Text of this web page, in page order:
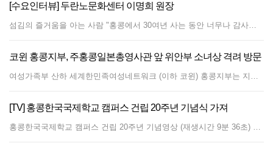
[수요인터뷰] 두란노문화센터 이명희 원장
섬김의 즐거움을 아는 사람 "홍콩에서 30여년 사는 동안 너무나 감사한 것들이 많았어요. 하나님께서 좋은 만남의 축복을 주셔서 격려와 사랑속에 행복하게 지내왔습니다. 이젠 조금이나마 돌려드리고 싶습니다."깊어가는 가을의 끝자락에 크리스챤 북까페 홍콩두란노기독문화원을 운영하는 이명희 원장을 만나 따뜻한 커피와 함께 5년간의 까페운영 이야기를 들어봤다. 이명희 원장은 그동안 평안했던 홍콩 생활에 머물지 않고 은혜를 갚기 위해라도 조금씩 성의를 표하는 것 뿐이라며 조심스레 이야기를 꺼냈다. "문서선교라고 생각하면서 책을 통해, 좋은 만남을 통해 좋은 영향력을 나누는 장소가 되기를 소망하면서 세우게 됐어요" 하지만 한국에서도 대형교회를 제외한 소규모 북까페나 기독교 서점은 사실상 사향사업에 속한다. 기독교 문화컨텐츠가 방송과 인터넷으로 확대되고, 교양과 오락의 기능까지도 요구되고 있지만 수익성은 현저하게 떨어지기 때문이다. 홍콩의 높은 건물 임대료와 적은 교민인구를 따져볼 때 수익성은 더욱 기대하기 힘들다. 10년전 양영학 목사가 운영하던 임마누엘 서점도 인력과 재정부족으로 심한 경영난을 겪었다. 비지니스 크리스챤 모임인 CBMC 중국총연합회 회장을 맡고 있는 남편 최형우 장로는 이런 현실을 잘 알고 있었기에 개업전 미리 서점 공간을 구입 해 버렸다. 도서 판매와 수익사업으로는 임대료 조차 충당할 수 없었던 것을 이미 각오했기 때문이다. 임대료 지출이 없음에도 불구하고 경영내용은 그리 밝진 않다. 도서판매량이나 매출에 대한 질문에 그냥 부드러운 미소로 대신하고 말았다.홍콩교회협의회를 맡고 있는 양운섭 목사는 두 부부를 '숨어있는 의인들'이라고 표현했다. "홍콩의 12개 교회에 매달 목회와 관련된 서적을 보내주십니다. 결코 쉬운 일이 아닌데 정말로 감사하지요"라며 고마운 인사를 전했다. 한국선교교회의 윤형중 목사도 귀한 섬김속에서도 자기를 드러내지 않는 '섬김의 즐거움을 아는 사람들'로 표현했다.이들 부부의 홍콩생활은 최영우 장로가 1979년 홍콩롯데상사 법인장으로 발령하면서 시작됐다. 이명희 원장은 1980년도 부터 토요학교에 교사와 부원장으로 15년을 봉사해오면서 한국학교에 대한 애착을 가지고 있었다. 최근에는 홍콩한국국제학교에 발전기금(홍콩달러5만불)을 기탁하기도 했다. 또한 글로벌어린이재단에서 10년간 봉사하면서 불우아동을 위한 바자회를 매년 가지며 다양한 방면에서 섬김의 진수를 보여주고 있다.두란노기독문화원은 크리스챤들에게 영적인 양식을 공급하고 문화공간을 제공하며 각종 기독교 서적과 영상물을 홍콩사회에 전하며 문서선교의 역할을 독톡히 해 내고 있다. 앞으로도 교회차원에서 진행하기 어려운 사역들(큐티운동, 연합세미나, CGN TV보급)을 단계적으로 펼쳐나갈 예정이다.글/사진 손정호 편집장
코윈 홍콩지부, 주홍콩일본총영사관 앞 위안부 소녀상 격려 방문
여성가족부 산하 세계한민족여성네트워크 (이하 코윈) 홍콩지부는 지난 달 25일 홍콩에 처음으로 세워진 위안부 소녀상을 방문해 반일시위 서명에 참여했다. 김옥희 고문과 송영란 담당관, 이사빈 자문, 이경실 이사는 미리 준비한 꽃으로 헌화했다.주홍콩일본총영사관이 입주해 있는 센트럴 익스체인지 스퀘어 건물 연결다리에 홍콩 댜오위다오보호행동위원회(保釣行動委員會)가 지난달 7일 중국 전통 의상을 입은 소녀상와 한복을 입은 소녀상 2개를 나란히 설치했다. 위원회는 한국인과 중국인 위안부를 상징한다고 설명했다.길가 벽보에는 일본인이 위안부를 어떻게 강제징집하고 불법운영했는지 영어와 중국어, 한국어로 설명되어 있었다. 코윈 홍콩지부는 명예인권대사를 역임한 김옥희 고문을 중심으로 위안부 문제 해결위해 인권서명서를 홍콩 교민들과 추진했었고, 바자회를 개최해 얻은 수익금 1천만원을 한국정신대문제대책협의회에 전달하는 등 위안부관련 시민행동에 앞장서 왔다. 코윈은 향후 홍콩의 한인 여성들과 어떻게 참여할지 의논하겠다고 말했다.
[TV] 홍콩한국국제학교 캠퍼스 건립 20주년 기념식 가져
홍콩한국국제학교 캠퍼스 건립 20주년 기념영상 (재생시간 9분 36초) 영상이 보이지 않으면 유튜브 링크 주소를 클릭하세요 http://youtu.be/1VGIChdhreA 홍콩한국국제학교(Korean International School)는 지난 21일 사이완호 캠퍼스 개교 20년을 축하하며 기념행사를 가졌다. 노스포인트 하버플라자 호텔에서 개최된 기념식에는 KIS 이사장인 최영우 한인회장과운영위원장인 장은명 한인회부회장, 김운영 부회장, 서재철 한국부 교장, 톰슨 국제부 교장, 김범수 상공회장, 전인석 교민담당영사,강봉환 민주평통지회장, 박병원 발전기금모금위원장, 사이완호 구의원 알렉스 푸 의원, 오상환 옥타지회장, 그리고 이순정 전 회장 등 많은 귀빈들이 참석해 KIS의 기념일을 축하했다. 기념식은 장은명 운영위원장의 인사로 시작해 한국국제학교의 발자취는 돌아보는 20주년 기념 영상을 함께 시청했다. 1985년 손상용 전 한인회장과 손한주·장규찬·황은수전 한인회장 등 30여년 전부터 KIS 설립을 위해 노력해온 한인들의 모습들을 영상으로 되돌아 보았다. 기념영상은 학교건축기금을 모으기 위해 한인 주요인사들의 기부금 행렬에 이어 토요학교 자모회가 크고작은 바자회를정기적으로 개최했고, 대한항공 음악회, 지상사 및 종교단체들의 지원은 오늘의 한국국제학교 설립에 지대한 영향을 끼쳤다고 자세히설명했다. 이날 장기 근속상으로는 한국부 1학년 담임을 맡고 있는 신화선 교사가 26년을 기록하며 감사패를 수상했다. 신화선 교사는 한국국제학교의 전신인 ‘홍콩한국학교’가 1988년개교했던 당시부터 현재까지 학교를 지킨 최장수 터줏대감이다. 두번째 장기 근속상은 현재의 국제부 과정 교장을 맡고 있는 톰슨교장이 수상했다. 이어 한국학교 신축 및 증축에 도움을 준 주요 기부자, 지상사, 종교단체 대표에게 감사패를 전달했다. 최영우 한인회장은 학교 설립을 위해 애써주신 선배 한인들과 학교 발전을 위해 애써주신 한인들, 그리고 학교 안에서 누구보다 열심히 노력하며 인내해온 교직원들에게 감사의 인사를 전했다. 한국국제학교의 전신인 ‘홍콩한국학교’는 1988년 한국 문교부의 정식 인가를 받아 포플람에 위치한 유치원 교실을 임대하여 시작했다. 이후 완차이의 학교건물을 잠시 임대했다가 홍콩정부가 사이완호 부지를 50년간 무상임대해 현재의 사이완호로 이전했다. 임대 조건은 전 홍콩거주민에게도 학교입학을 허가할 수 있도록 영어과정을 신설하는것이었다. 1989년 당시 홍콩한인회와 토요학교를 중심으로 기부금을 모으고, 지상사들이 30년 만기 디벤처를 구입했으며, 한국 정부의지원으로 신축교사 건설이 가능했다. 당시 삼성종합건설이 준공을 맡아 1994년 2월 신축교사를 완공했다. 이후 학교명을 홍콩한국국제학교로 개명하고 1994년 9월부터 영어과정이 시작됐다. 글/사진 손정호 편집장